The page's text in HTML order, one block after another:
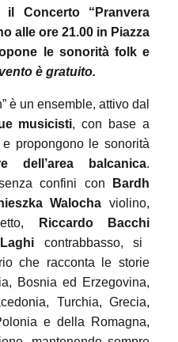
i l Concerto “Pranvera
alle ore 21.00 in Piazza
le sonorità folk e
vento è gratuito.
è un ensemble, attivo dal
musicisti, con base a
propongono le sonorità
dell’area balcanica.
confini con
Bardh
Walocha violino,
Riccardo Bacchi
contrabbasso, si
che racconta le storie
Bosnia ed Erzegovina,
Turchia, Grecia,
e della Romagna,